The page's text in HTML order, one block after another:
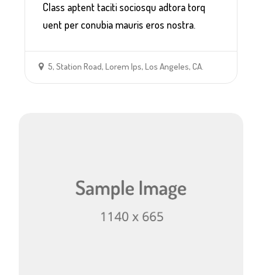
Class aptent taciti sociosqu adtora torq
uent per conubia mauris eros nostra.
5, Station Road, Lorem Ips, Los Angeles, CA.